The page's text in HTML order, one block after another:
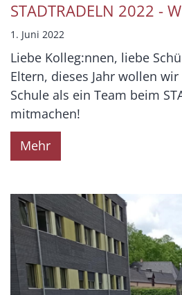
STADTRADELN 2022 -
1. Juni 2022
Liebe Kolleg:nnen, liebe
Eltern, dieses Jahr wollen
Schule als ein Team beim
mitmachen!
Mehr